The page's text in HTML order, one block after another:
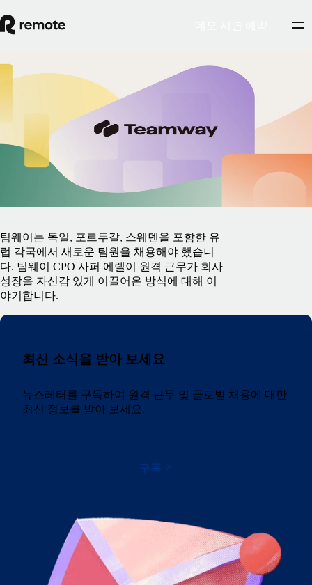
Blog
팀웨이, 유럽 팀을 원격 근무로 확대합니
By Remote
팀웨이는 독일, 포르투갈, 스웨덴을 포함한 유
럽 각국에서 새로운 팀원을 채용해야 했습니
다. 팀웨이 CPO 사퍼 에렐이 원격 근무가 회사
성장을 자신감 있게 이끌어온 방식에 대해 이
야기합니다.
최신 소식을 받아 보세요
뉴스레터를 구독하여 원격 근무 및 글로벌 채용에 대한
최신 정보를 받아 보세요.
구독